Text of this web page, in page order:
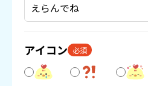
アイコン 必須